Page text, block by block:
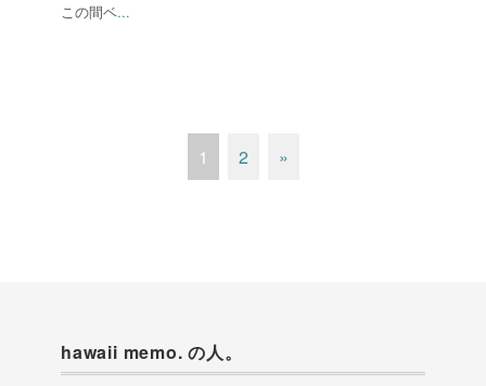
この間ベ...
1 2 »
hawaii memo. の人。